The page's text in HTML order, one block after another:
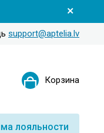
support@aptelia.lv
Корзина
лояльности